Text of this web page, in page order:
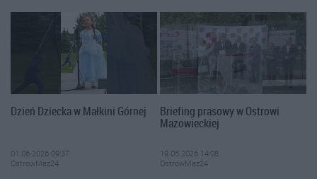
Dzień Dziecka w Małkini Górnej
01.06.2026 09:37
OstrowMaz24
Briefing prasowy w Ostrowi
Mazowieckiej
19.05.2026 14:08
OstrowMaz24